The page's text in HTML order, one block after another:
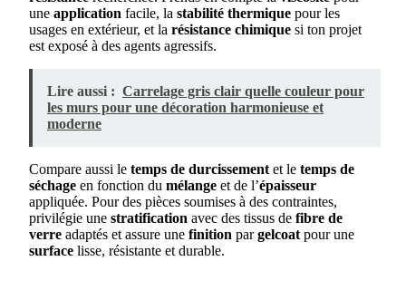
une application facile, la stabilité thermique pour les
usages en extérieur, et la résistance chimique si ton projet
est exposé à des agents agressifs.
Lire aussi : Carrelage gris clair quelle couleur pour
les murs pour une décoration harmonieuse et
moderne
Compare aussi le temps de durcissement et le temps de
séchage en fonction du mélange et de l’épaisseur
appliquée. Pour des pièces soumises à des contraintes,
privilégie une stratification avec des tissus de fibre de
verre adaptés et assure une finition pargelcoat pour une
surface lisse, résistante et durable.